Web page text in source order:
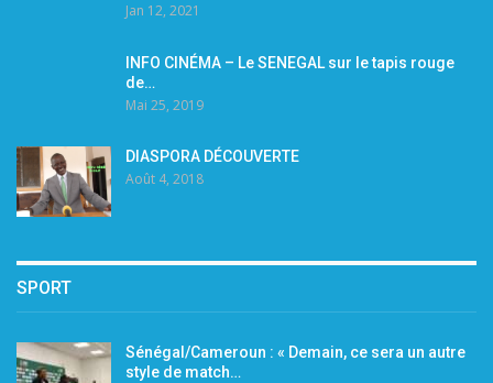
Jan 12, 2021
INFO CINÉMA – Le SENEGAL sur le tapis rouge
de…
Mai 25, 2019
DIASPORA DÉCOUVERTE
Août 4, 2018
SPORT
Sénégal/Cameroun : « Demain, ce sera un autre
style de match…